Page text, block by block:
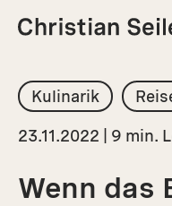
Kulinarik
23.11.2022 | 9 min.
Wenn das